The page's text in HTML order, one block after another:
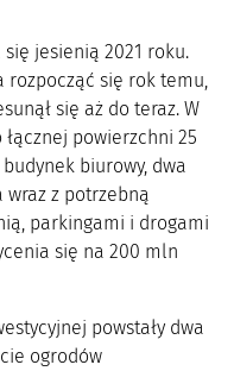
jesienią 2021 roku.
rozpocząć się rok temu,
się aż do teraz. W
powierzchni 25
biurowy, dwa
wraz z potrzebną
parkingami i drogami
się na 200 mln
powstały dwa
ogrodów